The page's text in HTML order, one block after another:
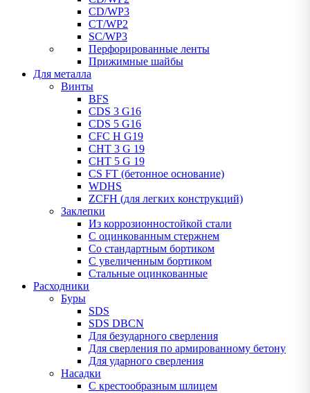
CD/WP3
CT/WP2
SC/WP3
Перфорированные ленты
Прижимные шайбы
Для металла
Винты
BFS
CDS 3 G16
CDS 5 G16
CFC H G19
CHT 3 G 19
CHT 5 G 19
CS FT (бетонное основание)
WDHS
ZCFH (для легких конструкций)
Заклепки
Из коррозионностойкой стали
С оцинкованным стержнем
Со стандартным бортиком
С увеличенным бортиком
Стальные оцинкованные
Расходники
Буры
SDS
SDS DBCN
Для безударного сверления
Для сверления по армированному бетону
Для ударного сверления
Насадки
С крестообразным шлицем